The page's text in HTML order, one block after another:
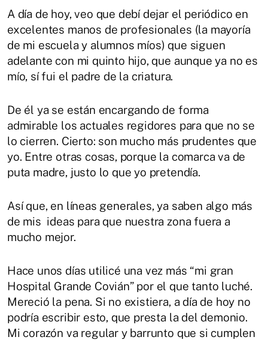
A día de hoy, veo que debí dejar el periódico en
excelentes manos de profesionales (la mayoría
de mi escuela y alumnos míos) que siguen
adelante con mi quinto hijo, que aunque ya no es
mío, sí fui el padre de la criatura.
De él ya se están encargando de forma
admirable los actuales regidores para que no se
lo cierren. Cierto: son mucho más prudentes que
yo. Entre otras cosas, porque la comarca va de
puta madre, justo lo que yo pretendía.
Así que, en líneas generales, ya saben algo más
de mis ideas para que nuestra zona fuera a
mucho mejor.
Hace unos días utilicé una vez más “mi gran
Hospital Grande Covián” por el que tanto luché.
Mereció la pena. Si no existiera, a día de hoy no
podría escribir esto, que presta la del demonio.
Mi corazón va regular y barrunto que si cumplen